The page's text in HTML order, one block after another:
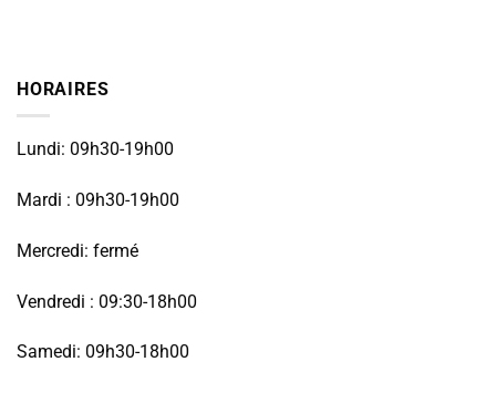
HORAIRES
Lundi: 09h30-19h00
Mardi : 09h30-19h00
Mercredi: fermé
Vendredi : 09:30-18h00
Samedi: 09h30-18h00